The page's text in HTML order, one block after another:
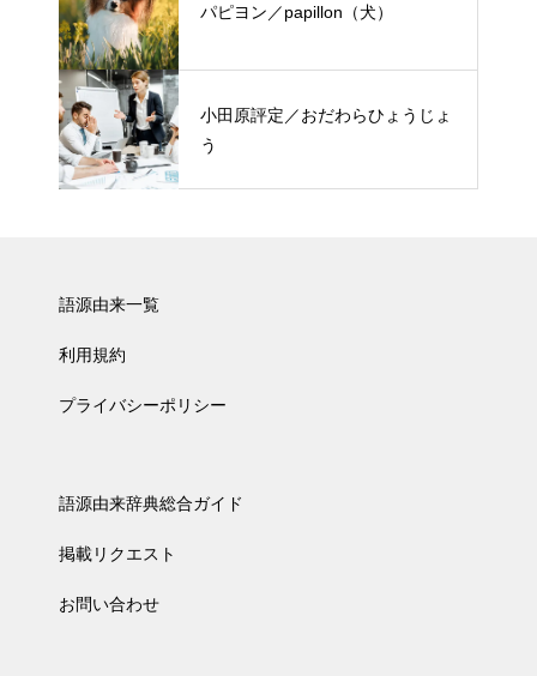
パピヨン／papillon（犬）
小田原評定／おだわらひょうじょ
う
語源由来一覧
利用規約
プライバシーポリシー
語源由来辞典総合ガイド
掲載リクエスト
お問い合わせ